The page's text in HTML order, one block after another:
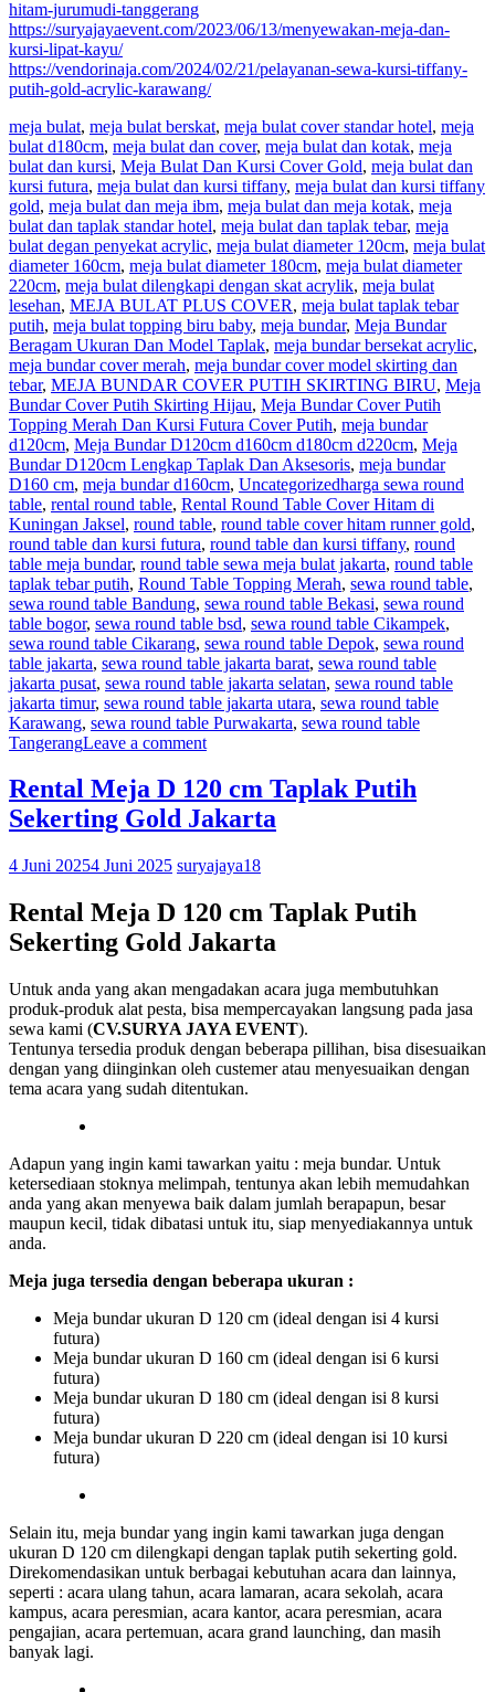
hitam-jurumudi-tanggerang
https://suryajayaevent.com/2023/06/13/menyewakan-meja-dan-
kursi-lipat-kayu/
https://vendorinaja.com/2024/02/21/pelayanan-sewa-kursi-tiffany-
putih-gold-acrylic-karawang/
meja bulat, meja bulat berskat, meja bulat cover standar hotel, meja
bulat d180cm, meja bulat dan cover, meja bulat dan kotak, meja
bulat dan kursi, Meja Bulat Dan Kursi Cover Gold, meja bulat dan
kursi futura, meja bulat dan kursi tiffany, meja bulat dan kursi tiffany
gold, meja bulat dan meja ibm, meja bulat dan meja kotak, meja
bulat dan taplak standar hotel, meja bulat dan taplak tebar, meja
bulat degan penyekat acrylic, meja bulat diameter 120cm, meja bulat
diameter 160cm, meja bulat diameter 180cm, meja bulat diameter
220cm, meja bulat dilengkapi dengan skat acrylik, meja bulat
lesehan, MEJA BULAT PLUS COVER, meja bulat taplak tebar
putih, meja bulat topping biru baby, meja bundar, Meja Bundar
Beragam Ukuran Dan Model Taplak, meja bundar bersekat acrylic,
meja bundar cover merah, meja bundar cover model skirting dan
tebar, MEJA BUNDAR COVER PUTIH SKIRTING BIRU, Meja
Bundar Cover Putih Skirting Hijau, Meja Bundar Cover Putih
Topping Merah Dan Kursi Futura Cover Putih, meja bundar
d120cm, Meja Bundar D120cm d160cm d180cm d220cm, Meja
Bundar D120cm Lengkap Taplak Dan Aksesoris, meja bundar
D160 cm, meja bundar d160cm, Uncategorizedharga sewa round
table, rental round table, Rental Round Table Cover Hitam di
Kuningan Jaksel, round table, round table cover hitam runner gold,
round table dan kursi futura, round table dan kursi tiffany, round
table meja bundar, round table sewa meja bulat jakarta, round table
taplak tebar putih, Round Table Topping Merah, sewa round table,
sewa round table Bandung, sewa round table Bekasi, sewa round
table bogor, sewa round table bsd, sewa round table Cikampek,
sewa round table Cikarang, sewa round table Depok, sewa round
table jakarta, sewa round table jakarta barat, sewa round table
jakarta pusat, sewa round table jakarta selatan, sewa round table
jakarta timur, sewa round table jakarta utara, sewa round table
Karawang, sewa round table Purwakarta, sewa round table
TangerangLeave a comment
Rental Meja D 120 cm Taplak Putih
Sekerting Gold Jakarta
4 Juni 20254 Juni 2025 suryajaya18
Rental Meja D 120 cm Taplak Putih
Sekerting Gold Jakarta
Untuk anda yang akan mengadakan acara juga membutuhkan
produk-produk alat pesta, bisa mempercayakan langsung pada jasa
sewa kami (CV.SURYA JAYA EVENT).
Tentunya tersedia produk dengan beberapa pillihan, bisa disesuaikan
dengan yang diinginkan oleh custemer atau menyesuaikan dengan
tema acara yang sudah ditentukan.
Adapun yang ingin kami tawarkan yaitu : meja bundar. Untuk
ketersediaan stoknya melimpah, tentunya akan lebih memudahkan
anda yang akan menyewa baik dalam jumlah berapapun, besar
maupun kecil, tidak dibatasi untuk itu, siap menyediakannya untuk
anda.
Meja juga tersedia dengan beberapa ukuran :
Meja bundar ukuran D 120 cm (ideal dengan isi 4 kursi
futura)
Meja bundar ukuran D 160 cm (ideal dengan isi 6 kursi
futura)
Meja bundar ukuran D 180 cm (ideal dengan isi 8 kursi
futura)
Meja bundar ukuran D 220 cm (ideal dengan isi 10 kursi
futura)
Selain itu, meja bundar yang ingin kami tawarkan juga dengan
ukuran D 120 cm dilengkapi dengan taplak putih sekerting gold.
Direkomendasikan untuk berbagai kebutuhan acara dan lainnya,
seperti : acara ulang tahun, acara lamaran, acara sekolah, acara
kampus, acara peresmian, acara kantor, acara peresmian, acara
pengajian, acara pertemuan, acara grand launching, dan masih
banyak lagi.